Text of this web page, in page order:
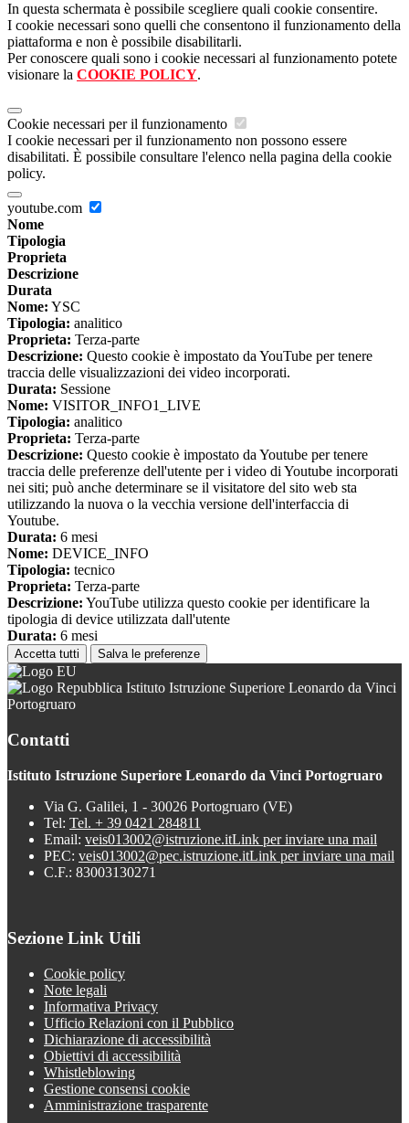
In questa schermata è possibile scegliere quali cookie consentire.
I cookie necessari sono quelli che consentono il funzionamento della
piattaforma e non è possibile disabilitarli.
Per conoscere quali sono i cookie necessari al funzionamento potete
visionare la COOKIE POLICY.
Cookie necessari per il funzionamento
I cookie necessari per il funzionamento non possono essere
disabilitati. È possibile consultare l'elenco nella pagina della cookie
policy.
youtube.com
Nome
Tipologia
Proprieta
Descrizione
Durata
Nome: YSC
Tipologia: analitico
Proprieta: Terza-parte
Descrizione: Questo cookie è impostato da YouTube per tenere
traccia delle visualizzazioni dei video incorporati.
Durata: Sessione
Nome: VISITOR_INFO1_LIVE
Tipologia: analitico
Proprieta: Terza-parte
Descrizione: Questo cookie è impostato da Youtube per tenere
traccia delle preferenze dell'utente per i video di Youtube incorporati
nei siti; può anche determinare se il visitatore del sito web sta
utilizzando la nuova o la vecchia versione dell'interfaccia di
Youtube.
Durata: 6 mesi
Nome: DEVICE_INFO
Tipologia: tecnico
Proprieta: Terza-parte
Descrizione: YouTube utilizza questo cookie per identificare la
tipologia di device utilizzata dall'utente
Durata: 6 mesi
Accetta tutti Salva le preferenze
Istituto Istruzione Superiore Leonardo da Vinci
Portogruaro
Contatti
Istituto Istruzione Superiore Leonardo da Vinci Portogruaro
Via G. Galilei, 1 - 30026 Portogruaro (VE)
Tel: Tel. + 39 0421 284811
Email: veis013002@istruzione.itLink per inviare una mail
PEC: veis013002@pec.istruzione.itLink per inviare una mail
C.F.: 83003130271
Sezione Link Utili
Cookie policy
Note legali
Informativa Privacy
Ufficio Relazioni con il Pubblico
Dichiarazione di accessibilità
Obiettivi di accessibilità
Whistleblowing
Gestione consensi cookie
Amministrazione trasparente